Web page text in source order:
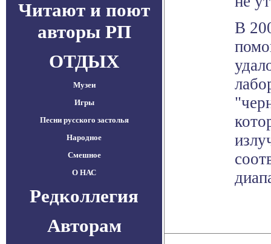
Читают и поют
авторы РП
ОТДЫХ
Музеи
Игры
Песни русского застолья
Народное
Смешное
О НАС
Редколлегия
Авторам
В